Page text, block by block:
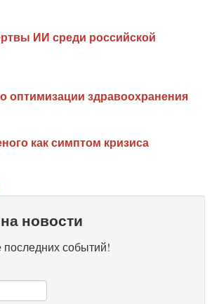
ИИ среди российской
оптимизации здравоохранения
как симптом кризиса
новости
последних событий!